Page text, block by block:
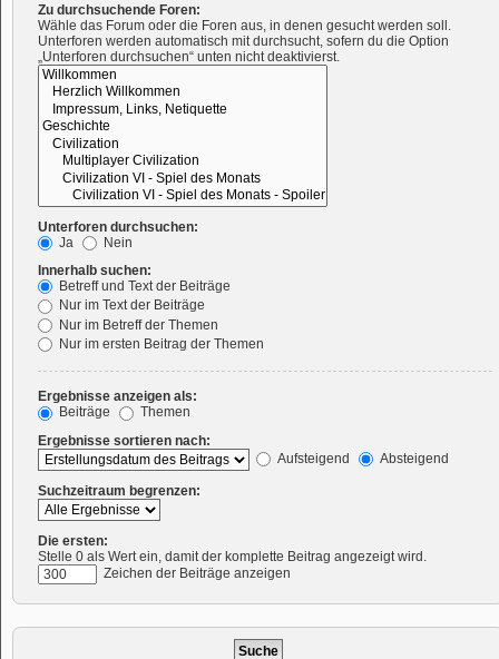
Zu durchsuchende Foren:
Wähle das Forum oder die Foren aus, in denen gesucht werden soll.
Unterforen werden automatisch mit durchsucht, sofern du die Option
„Unterforen durchsuchen“ unten nicht deaktivierst.
Unterforen durchsuchen:
Ja
Nein
Innerhalb suchen:
Betreff und Text der Beiträge
Nur im Text der Beiträge
Nur im Betreff der Themen
Nur im ersten Beitrag der Themen
Ergebnisse anzeigen als:
Beiträge
Themen
Ergebnisse sortieren nach:
Aufsteigend
Absteigend
Suchzeitraum begrenzen:
Die ersten:
Stelle 0 als Wert ein, damit der komplette Beitrag angezeigt wird.
Zeichen der Beiträge anzeigen